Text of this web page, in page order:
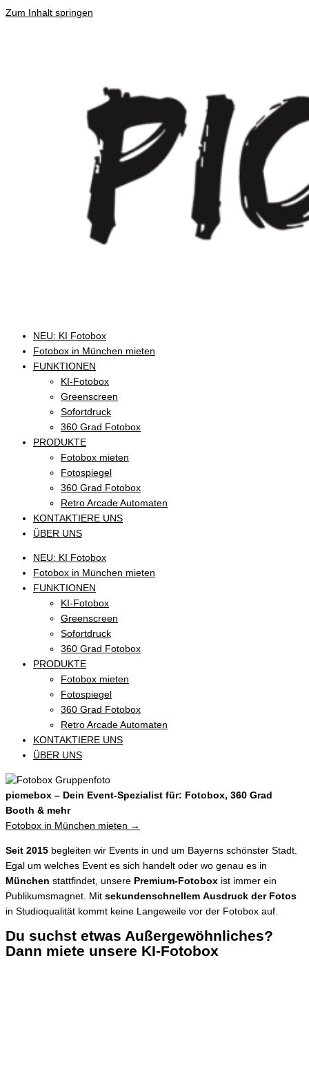
Zum Inhalt springen
NEU: KI Fotobox
Fotobox in München mieten
FUNKTIONEN
KI-Fotobox
Greenscreen
Sofortdruck
360 Grad Fotobox
PRODUKTE
Fotobox mieten
Fotospiegel
360 Grad Fotobox
Retro Arcade Automaten
KONTAKTIERE UNS
ÜBER UNS
NEU: KI Fotobox
Fotobox in München mieten
FUNKTIONEN
KI-Fotobox
Greenscreen
Sofortdruck
360 Grad Fotobox
PRODUKTE
Fotobox mieten
Fotospiegel
360 Grad Fotobox
Retro Arcade Automaten
KONTAKTIERE UNS
ÜBER UNS
picmebox – Dein Event-Spezialist für: Fotobox, 360 Grad
Booth & mehr
Fotobox in München mieten →
Seit 2015 begleiten wir Events in und um Bayerns schönster Stadt.
Egal um welches Event es sich handelt oder wo genau es in
München stattfindet, unsere Premium-Fotobox ist immer ein
Publikumsmagnet. Mit sekundenschnellem Ausdruck der Fotos
in Studioqualität kommt keine Langeweile vor der Fotobox auf.
Du suchst etwas Außergewöhnliches?
Dann miete unsere KI-Fotobox